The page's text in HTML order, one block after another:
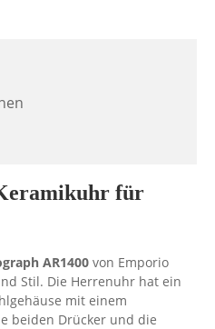
für
AR1400 von Emporio
Stil. Die Herrenuhr hat ein
mit einem
beiden Drücker und die